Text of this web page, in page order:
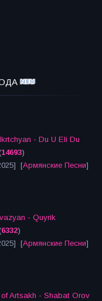
- Du U Eli Du
(14693)
[Армянские Песни]
- Quyrik
(6332)
[Армянские Песни]
Artsakh - Shabat Orov